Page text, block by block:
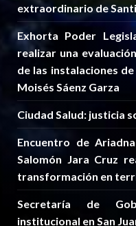
extraordinario de
Exhorta Poder
realizar una
de las instalaciones
Moisés Sáenz Garza
Ciudad Salud: justicia
Encuentro de
Salomón Jara Cruz
transformación en
Secretaría de
institucional en San